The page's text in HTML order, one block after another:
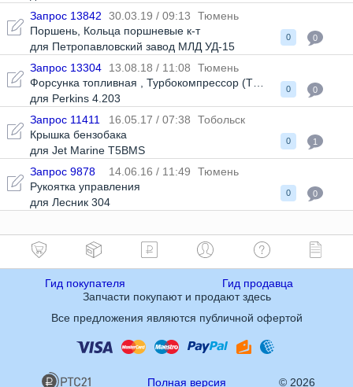
Запрос 13842 30.03.19 / 09:13
Тюмень
Поршень Кольца поршневые к-т
для Петропавловский завод МЛД УД-15
0 0
Запрос 13304 13.08.18 / 11:08
Тюмень
Форсунка топливная
Турбокомпрессор (ТКР)
для Perkins 4.203
0 0
Запрос 11411 16.05.17 / 07:38
Тобольск
Крышка бензобака
для Jet Marine T5BMS
0 1
Запрос 9878 14.06.16 / 11:49
Тюмень
Рукоятка управления
для Лесник 304
0 0
Гид покупателя
Гид продавца
Запчасти покупают и продают здесь
Все предложения являются публичной офертой
Полная версия © 2026